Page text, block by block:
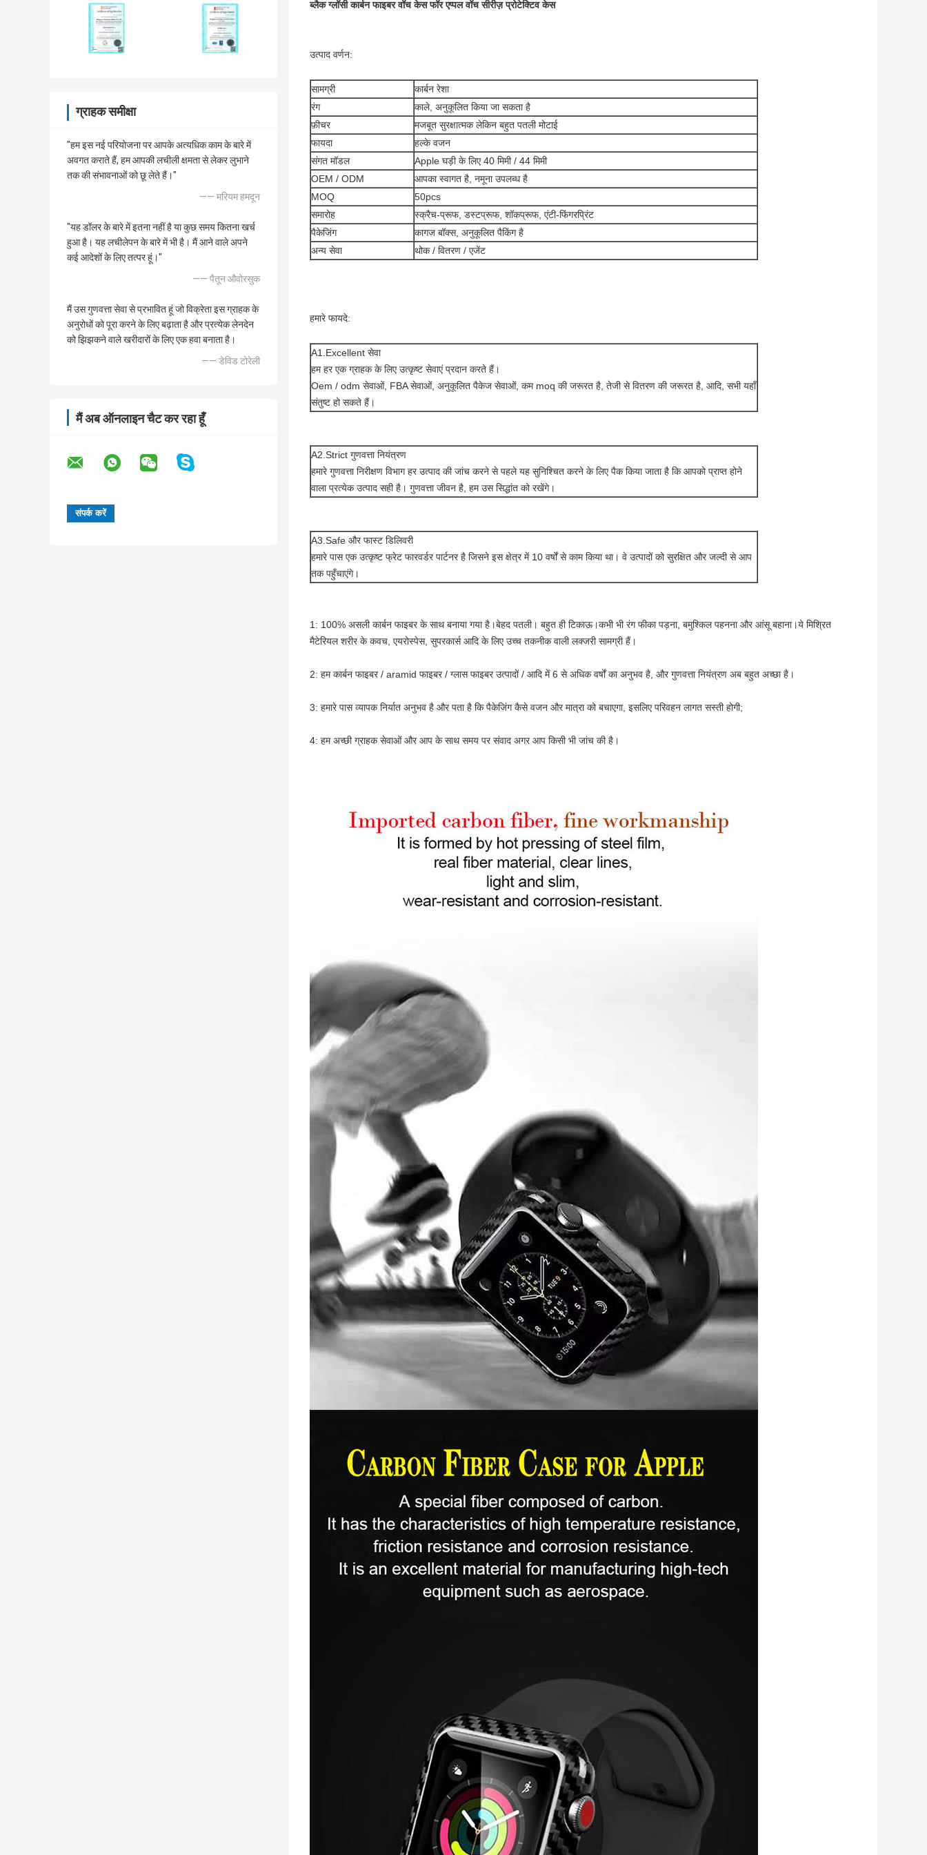
ग्राहक समीक्षा
"हम इस नई परियोजना पर आपके अत्यधिक काम के बारे में
अवगत कराते हैं, हम आपकी लचीली क्षमता से लेकर लुभाने
तक की संभावनाओं को छू लेते हैं।"
—— मरियम हमदून
"यह डॉलर के बारे में इतना नहीं है या कुछ समय कितना खर्च
हुआ है। यह लचीलेपन के बारे में भी है। मैं आने वाले अपने
कई आदेशों के लिए तत्पर हूं।"
—— पैतून औवोरसुक
मैं उस गुणवत्ता सेवा से प्रभावित हूं जो विक्रेता इस ग्राहक के
अनुरोधों को पूरा करने के लिए बढ़ाता है और प्रत्येक लेनदेन
को झिझकने वाले खरीदारों के लिए एक हवा बनाता है।
—— डेविड टोरेली
मैं अब ऑनलाइन चैट कर रहा हूँ
ब्लैक ग्लॉसी कार्बन फाइबर वॉच केस फॉर एप्पल वॉच सीरीज़ प्रोटेक्टिव केस
उत्पाद वर्णन:
सामग्री
कार्बन रेशा
रंग
काले, अनुकूलित किया जा सकता है
फ़ीचर
मजबूत सुरक्षात्मक लेकिन बहुत पतली मोटाई
फायदा
हल्के वजन
संगत मॉडल
Apple घड़ी के लिए 40 मिमी / 44 मिमी
OEM / ODM
आपका स्वागत है, नमूना उपलब्ध है
MOQ
50pcs
समारोह
स्क्रैच-प्रूफ, डस्टप्रूफ, शॉकप्रूफ, एंटी-फिंगरप्रिंट
पैकेजिंग
कागज बॉक्स, अनुकूलित पैकिंग है
अन्य सेवा
थोक / वितरण / एजेंट
हमारे फायदे:
A1.Excellent सेवा
हम हर एक ग्राहक के लिए उत्कृष्ट सेवाएं प्रदान करते हैं।
Oem / odm सेवाओं, FBA सेवाओं, अनुकूलित पैकेज सेवाओं, कम moq की जरूरत है, तेजी से वितरण की जरूरत है, आदि, सभी यहाँ
संतुष्ट हो सकते हैं।
A2.Strict गुणवत्ता नियंत्रण
हमारे गुणवत्ता निरीक्षण विभाग हर उत्पाद की जांच करने से पहले यह सुनिश्चित करने के लिए पैक किया जाता है कि आपको प्राप्त होने
वाला प्रत्येक उत्पाद सही है। गुणवत्ता जीवन है, हम उस सिद्धांत को रखेंगे।
A3.Safe और फास्ट डिलिवरी
हमारे पास एक उत्कृष्ट फ्रेट फारवर्डर पार्टनर है जिसने इस क्षेत्र में 10 वर्षों से काम किया था। वे उत्पादों को सुरक्षित और जल्दी से आप
तक पहुँचाएंगे।
1: 100% असली कार्बन फाइबर के साथ बनाया गया है।बेहद पतली। बहुत ही टिकाऊ।कभी भी रंग फीका पड़ना, बमुश्किल पहनना और आंसू बहाना।ये मिश्रित
मैटेरियल शरीर के कवच, एयरोस्पेस, सुपरकार्स आदि के लिए उच्च तकनीक वाली लक्जरी सामग्री हैं।
2: हम कार्बन फाइबर / aramid फाइबर / ग्लास फाइबर उत्पादों / आदि में 6 से अधिक वर्षों का अनुभव है, और गुणवत्ता नियंत्रण अब बहुत अच्छा है।
3: हमारे पास व्यापक निर्यात अनुभव है और पता है कि पैकेजिंग कैसे वजन और मात्रा को बचाएगा, इसलिए परिवहन लागत सस्ती होगी;
4: हम अच्छी ग्राहक सेवाओं और आप के साथ समय पर संवाद अगर आप किसी भी जांच की है।